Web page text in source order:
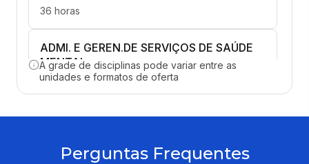
36 horas
ADMI. E GEREN.DE SERVIÇOS DE SAÚDE
MENTAL
36 horas
ASSIST. DE ENFERM. EM TRANSTORNOS
36 horas
A grade de disciplinas pode variar entre as
unidades e formatos de oferta
Perguntas Frequentes